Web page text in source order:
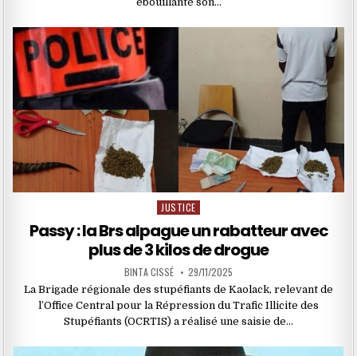
Posted
JUSTICE
Passy : la Brs alpague un rabatteur avec
plus de 3 kilos de drogue
BINTA CISSÉ 29/11/2025
La Brigade régionale des stupéfiants de Kaolack, relevant de
l’Office Central pour la Répression du Trafic Illicite des
Stupéfiants (OCRTIS) a réalisé une saisie de…